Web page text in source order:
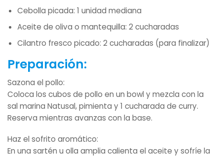
Cebolla picada: 1 unidad mediana
Aceite de oliva o mantequilla: 2 cucharadas
Cilantro fresco picado: 2 cucharadas (para finalizar)
Preparación:
Sazona el pollo:
Coloca los cubos de pollo en un bowl y mezcla con la
sal marina Natusal, pimienta y 1 cucharada de curry.
Reserva mientras avanzas con la base.
Haz el sofrito aromático:
En una sartén u olla amplia calienta el aceite y sofríe la